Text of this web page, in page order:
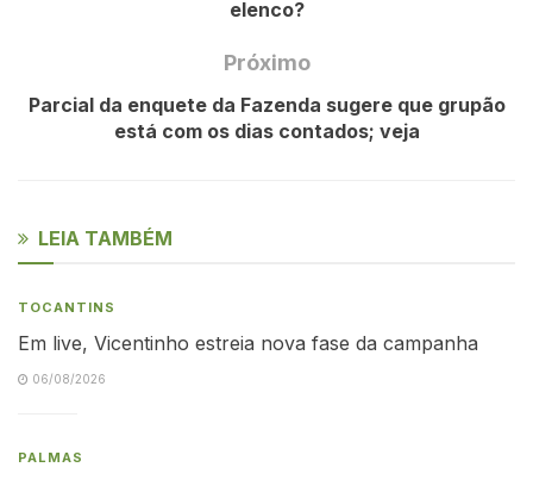
elenco?
Próximo
Parcial da enquete da Fazenda sugere que grupão
está com os dias contados; veja
LEIA TAMBÉM
TOCANTINS
Em live, Vicentinho estreia nova fase da campanha
06/08/2026
PALMAS